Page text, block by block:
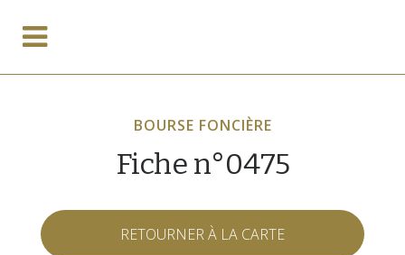
BOURSE FONCIÈRE
Fiche n°0475
RETOURNER À LA CARTE